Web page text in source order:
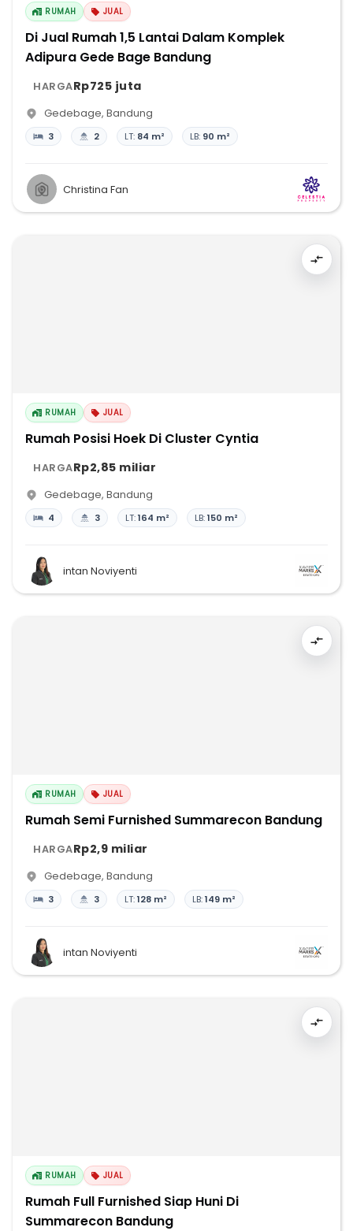
RUMAH JUAL
Di Jual Rumah 1,5 Lantai Dalam Komplek
Adipura Gede Bage Bandung
HARGARp725 juta
Gedebage, Bandung
3 2 LT: 84 m² LB: 90 m²
Christina Fan
RUMAH JUAL
Rumah Posisi Hoek Di Cluster Cyntia
HARGARp2,85 miliar
Gedebage, Bandung
4 3 LT:164 m² LB:150 m²
intan Noviyenti
RUMAH JUAL
Rumah Semi Furnished Summarecon Bandung
HARGARp2,9 miliar
Gedebage, Bandung
3 3 LT:128 m² LB:149 m²
intan Noviyenti
RUMAH JUAL
Rumah Full Furnished Siap Huni Di
Summarecon Bandung